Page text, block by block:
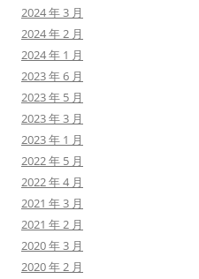
2024 年 3 月
2024 年 2 月
2024 年 1 月
2023 年 6 月
2023 年 5 月
2023 年 3 月
2023 年 1 月
2022 年 5 月
2022 年 4 月
2021 年 3 月
2021 年 2 月
2020 年 3 月
2020 年 2 月